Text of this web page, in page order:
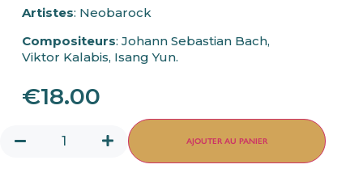
Artistes: Neobarock
Compositeurs: Johann Sebastian Bach,
Viktor Kalabis, Isang Yun.
€18.00
AJOUTER AU PANIER